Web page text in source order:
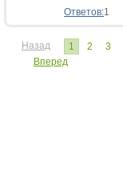
Ответов:1
Назад 1 2 3
Вперед